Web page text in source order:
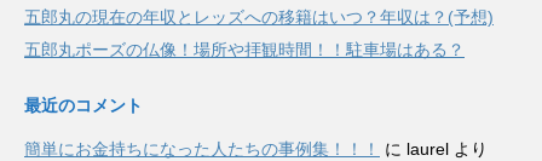
五郎丸の現在の年収とレッズへの移籍はいつ？年収は？(予想)
五郎丸ポーズの仏像！場所や拝観時間！！駐車場はある？
最近のコメント
簡単にお金持ちになった人たちの事例集！！！ に laurel より